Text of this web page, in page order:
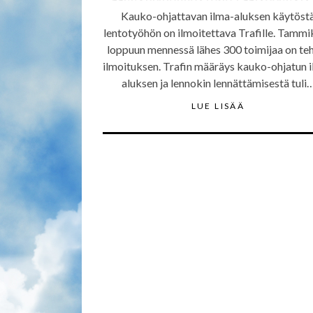
Kauko-ohjattavan ilma-aluksen
lentotyöhön on ilmoitettava Trafille.
loppuun mennessä lähes 300 toimijaa on
ilmoituksen. Trafin määräys kauko-ohjatun
aluksen ja lennokin lennättämisestä
LUE LISÄÄ